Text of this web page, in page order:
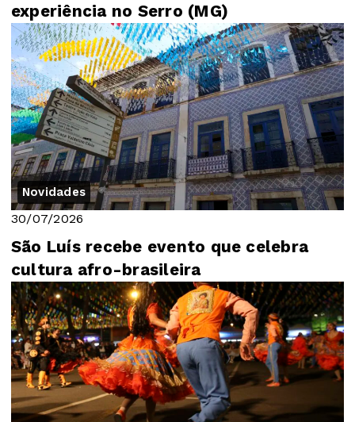
experiência no Serro (MG)
Novidades
30/07/2026
São Luís recebe evento que celebra
cultura afro-brasileira